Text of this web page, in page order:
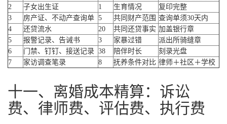
2
子女出生证 1 生育情况
复印完整
3
房产证、不动产查询单 5 共同财产范围 查询单须30天内
4
还贷流水 20 共同还贷事实 加盖银行章
5
报警记录、告诫书 3 家暴过错
派出所骑缝章
6
门禁、钉钉、接送记录 38 陪伴时长
刻录光盘
7
家访调查笔录 8 抚养条件对比 律师＋社区＋学校
十一、离婚成本精算：诉讼
费、律师费、评估费、执行费